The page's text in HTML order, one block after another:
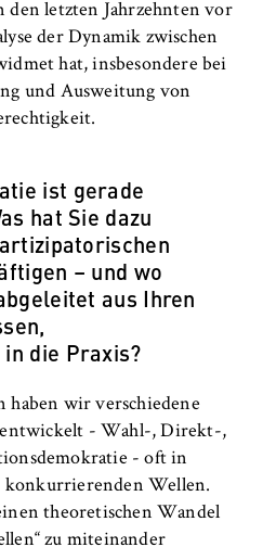
den letzten Jahrzehnten vor
der Dynamik zwischen
hat, insbesondere bei
und Ausweitung von
ist gerade
hat Sie dazu
– und wo
aus Ihren
die Praxis?
haben wir verschiedene
- Wahl-, Direkt-,
- oft in
Wellen.
theoretischen Wandel
zu miteinander